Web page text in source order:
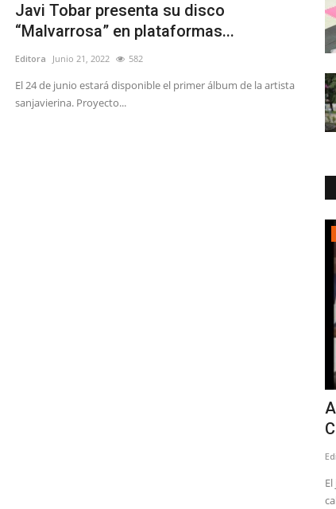
Javi Tobar presenta su disco
“Malvarrosa” en plataformas...
Editora Junio 21, 2022 582
El 24 de junio estará disponible el primer álbum de la artista
sanjavierina. Proyecto...